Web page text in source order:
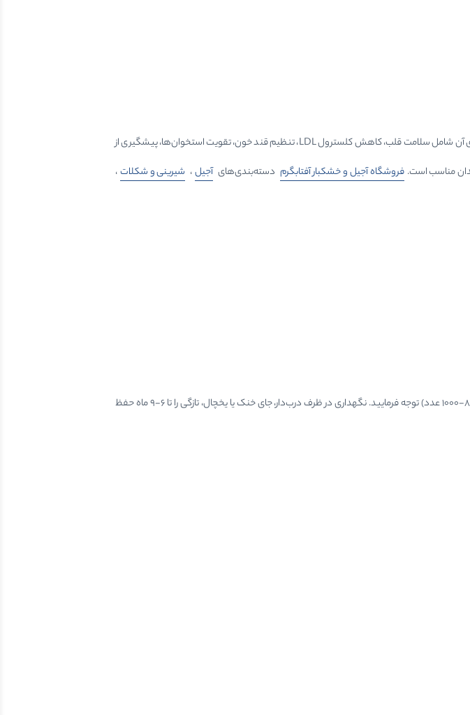
طعم شور لذیذ، تردی برشته و عطر اصیل بادام زمینی آستانه نمکی، آن را به انتخابی ایده‌آل برای پذیرایی تبدیل نموده است. مزایای آن شامل سلامت قلب، کاهش کلسترول LDL، تنظیم قند خون، تقویت استخوان‌ها، پیشگیری از
مناسب است. فروشگاه آجیل و خشکبار آفتابگرم دسته‌بندی‌های آجیل، شیرینی و شکلات،
در خرید به رنگ کرم برشته یکنواخت، نمک متعادل، بوی تازه برشته بدون تندی، کمترین شکستگی و وزن مناسب هر کیلو (۸۵۰-۱۰۰۰ عدد) توجه فرمایید. نگهداری در ظرف درب‌دار، جای خنک یا یخچال، تازگی را تا ۶-۹ ماه حفظ